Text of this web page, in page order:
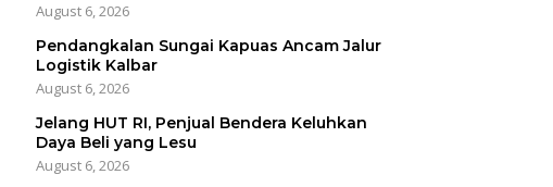
August 6, 2026
Pendangkalan Sungai Kapuas Ancam Jalur
Logistik Kalbar
August 6, 2026
Jelang HUT RI, Penjual Bendera Keluhkan
Daya Beli yang Lesu
August 6, 2026